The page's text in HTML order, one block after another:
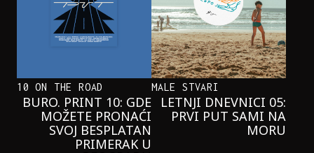
10 ON THE ROAD
BURO. PRINT 10: GDE
MOŽETE PRONAĆI
SVOJ BESPLATAN
PRIMERAK U
MALE STVARI
LETNJI DNEVNICI 05:
PRVI PUT SAMI NA
MORU